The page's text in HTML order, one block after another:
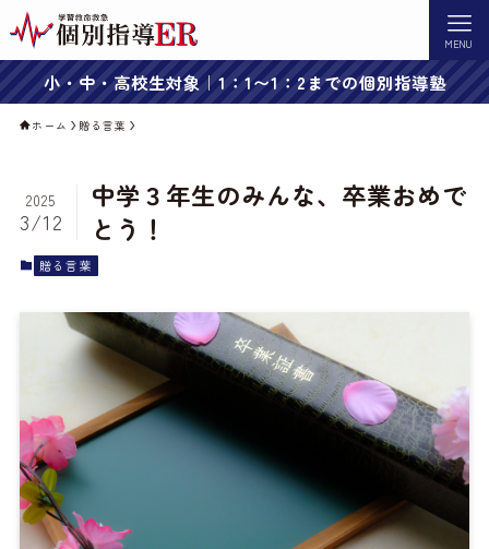
MENU
小・中・高校生対象｜1：1〜1：2までの個別指導塾
ホーム 贈る言葉
中学３年生のみんな、卒業おめで
とう！
2025
3/12
贈る言葉